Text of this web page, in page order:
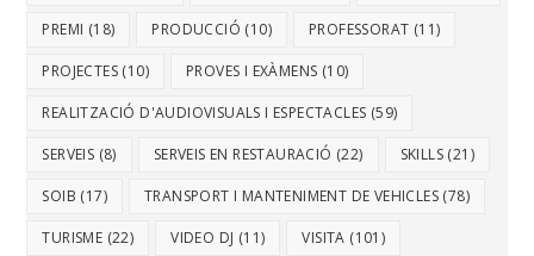
PREMI (18) PRODUCCIÓ (10) PROFESSORAT (11)
PROJECTES (10) PROVES I EXÀMENS (10)
REALITZACIÓ D'AUDIOVISUALS I ESPECTACLES (59)
SERVEIS (8) SERVEIS EN RESTAURACIÓ (22) SKILLS (21)
SOIB (17) TRANSPORT I MANTENIMENT DE VEHICLES (78)
TURISME (22) VIDEO DJ (11) VISITA (101)